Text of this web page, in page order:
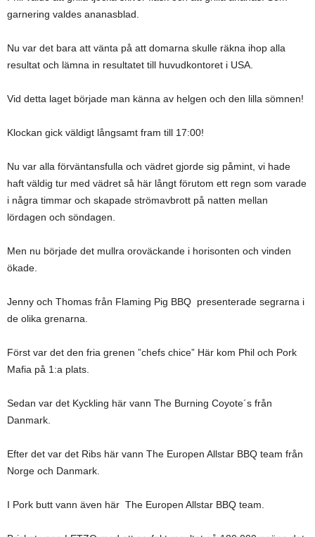
garnering valdes ananasblad.
Nu var det bara att vänta på att domarna skulle räkna ihop alla
resultat och lämna in resultatet till huvudkontoret i USA.
Vid detta laget började man känna av helgen och den lilla sömnen!
Klockan gick väldigt långsamt fram till 17:00!
Nu var alla förväntansfulla och vädret gjorde sig påmint, vi hade
haft väldig tur med vädret så här långt förutom ett regn som varade
i några timmar och skapade strömavbrott på natten mellan
lördagen och söndagen.
Men nu började det mullra oroväckande i horisonten och vinden
ökade.
Jenny och Thomas från Flaming Pig BBQ presenterade segrarna i
de olika grenarna.
Först var det den fria grenen ”chefs chice” Här kom Phil och Pork
Mafia på 1:a plats.
Sedan var det Kyckling här vann The Burning Coyote´s från
Danmark.
Efter det var det Ribs här vann The Europen Allstar BBQ team från
Norge och Danmark.
I Pork butt vann även här The Europen Allstar BBQ team.